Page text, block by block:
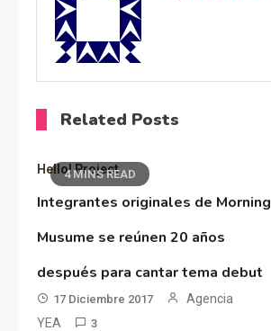
Related Posts
4 MINS READ
Hello! Project
Integrantes originales de Morning
Musume se reúnen 20 años
después para cantar tema debut
17 Diciembre 2017
Agencia
YEA
3